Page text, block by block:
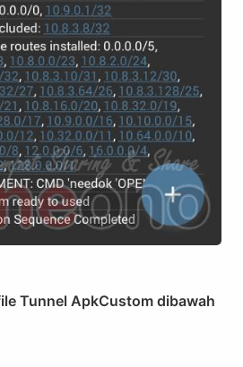
Tunnel ApkCustom dibawah